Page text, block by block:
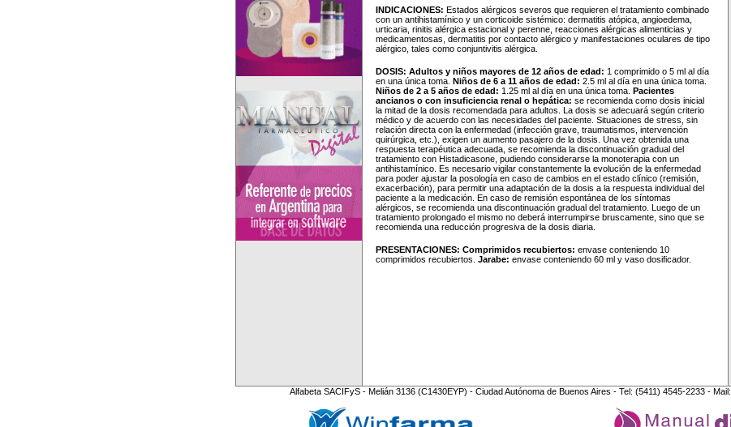
INDICACIONES: Estados alérgicos severos que requieren el tratamiento combinado
con un antihistamínico y un corticoide sistémico: dermatitis atópica, angioedema,
urticaria, rinitis alérgica estacional y perenne, reacciones alérgicas alimenticias y
medicamentosas, dermatitis por contacto alérgico y manifestaciones oculares de tipo
alérgico, tales como conjuntivitis alérgica.
DOSIS: Adultos y niños mayores de 12 años de edad: 1 comprimido o 5 ml al día
en una única toma. Niños de 6 a 11 años de edad: 2.5 ml al día en una única toma.
Niños de 2 a 5 años de edad: 1.25 ml al día en una única toma. Pacientes
ancianos o con insuficiencia renal o hepática: se recomienda como dosis inicial
la mitad de la dosis recomendada para adultos. La dosis se adecuará según criterio
médico y de acuerdo con las necesidades del paciente. Situaciones de stress, sin
relación directa con la enfermedad (infección grave, traumatismos, intervención
quirúrgica, etc.), exigen un aumento pasajero de la dosis. Una vez obtenida una
respuesta terapéutica adecuada, se recomienda la discontinuación gradual del
tratamiento con Histadicasone, pudiendo considerarse la monoterapia con un
antihistamínico. Es necesario vigilar constantemente la evolución de la enfermedad
para poder ajustar la posología en caso de cambios en el estado clínico (remisión,
exacerbación), para permitir una adaptación de la dosis a la respuesta individual del
paciente a la medicación. En caso de remisión espontánea de los síntomas
alérgicos, se recomienda una discontinuación gradual del tratamiento. Luego de un
tratamiento prolongado el mismo no deberá interrumpirse bruscamente, sino que se
recomienda una reducción progresiva de la dosis diaria.
PRESENTACIONES: Comprimidos recubiertos: envase conteniendo 10
comprimidos recubiertos. Jarabe: envase conteniendo 60 ml y vaso dosificador.
Alfabeta SACIFyS - Melián 3136 (C1430EYP) - Ciudad Autónoma de Buenos Aires - Tel: (5411) 4545-2233 - Mail: